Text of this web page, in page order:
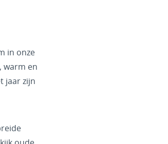
in onze
warm en
jaar zijn